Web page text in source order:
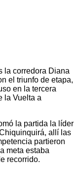
la corredora Diana
el triunfo de etapa,
en la tercera
la Vuelta a
la partida la líder
allí las
partieron
meta estaba
recorrido.